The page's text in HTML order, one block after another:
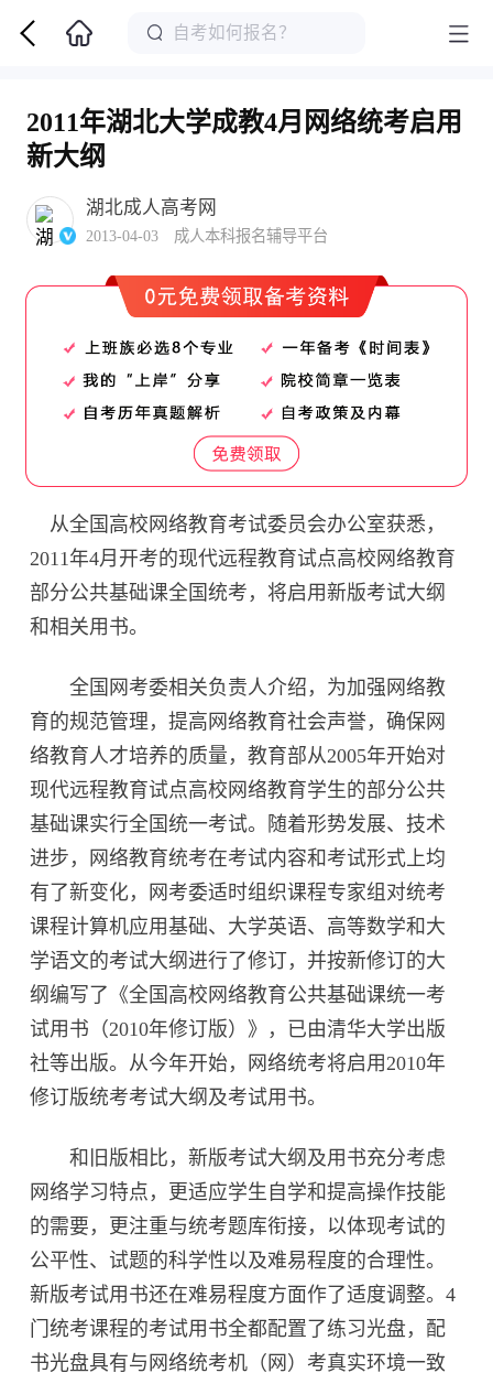
2011年湖北大学成教4月网络统考启用
新大纲
湖北成人高考网
2013-04-03 成人本科报名辅导平台
从全国高校网络教育考试委员会办公室获悉，
2011年4月开考的现代远程教育试点高校网络教育
部分公共基础课全国统考，将启用新版考试大纲
和相关用书。
全国网考委相关负责人介绍，为加强网络教
育的规范管理，提高网络教育社会声誉，确保网
络教育人才培养的质量，教育部从2005年开始对
现代远程教育试点高校网络教育学生的部分公共
基础课实行全国统一考试。随着形势发展、技术
进步，网络教育统考在考试内容和考试形式上均
有了新变化，网考委适时组织课程专家组对统考
课程计算机应用基础、大学英语、高等数学和大
学语文的考试大纲进行了修订，并按新修订的大
纲编写了《全国高校网络教育公共基础课统一考
试用书（2010年修订版）》，已由清华大学出版
社等出版。从今年开始，网络统考将启用2010年
修订版统考考试大纲及考试用书。
和旧版相比，新版考试大纲及用书充分考虑
网络学习特点，更适应学生自学和提高操作技能
的需要，更注重与统考题库衔接，以体现考试的
公平性、试题的科学性以及难易程度的合理性。
新版考试用书还在难易程度方面作了适度调整。4
门统考课程的考试用书全都配置了练习光盘，配
书光盘具有与网络统考机（网）考真实环境一致